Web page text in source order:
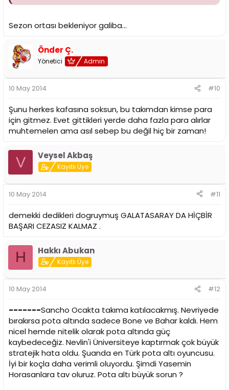
Sezon ortası bekleniyor galiba...
Önder Ç.
Yönetici Admin
10 May 2014 #10
Şunu herkes kafasına soksun, bu takımdan kimse para
için gitmez. Evet gittikleri yerde daha fazla para alırlar
muhtemelen ama asıl sebep bu değil hiç bir zaman!
V Veysel Akbaş
Kayıtlı Üye
10 May 2014 #11
demekki dedikleri dogruymuş GALATASARAY DA HİÇBİR
BAŞARI CEZASIZ KALMAZ .
H Hakkı Abukan
Kayıtlı Üye
10 May 2014 #12
-------Sancho Ocakta takıma katılacakmış. Nevriyede
bırakırsa pota altında sadece Bone ve Bahar kaldı. Hem
nicel hemde nitelik olarak pota altında güç
kaybedeceğiz. Nevlin'i Üniversiteye kaptırmak çok büyük
stratejik hata oldu. Şuanda en Türk pota altı oyuncusu.
İyi bir koçla daha verimli oluyordu. Şimdi Yasemin
Horasanlara tav oluruz. Pota altı büyük sorun ?